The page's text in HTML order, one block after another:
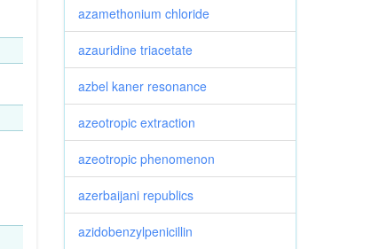
azamethonium chloride
azauridine triacetate
azbel kaner resonance
azeotropic extraction
azeotropic phenomenon
azerbaijani republics
azidobenzylpenicillin